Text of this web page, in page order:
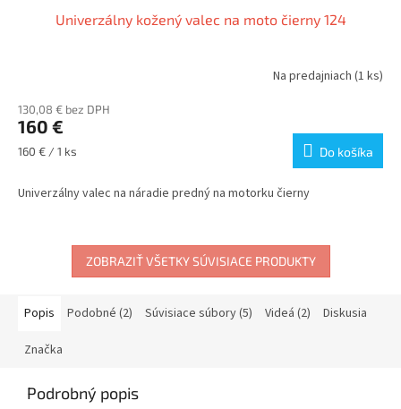
Univerzálny kožený valec na moto čierny 124
Na predajniach (1 ks)
130,08 € bez DPH
160 €
Jednotková
160 € / 1 ks Do košíka
Univerzálny valec na náradie predný na motorku čierny
ZOBRAZIŤ VŠETKY SÚVISIACE PRODUKTY
Popis Podobné (2) Súvisiace súbory (5) Videá (2) Diskusia
Značka
Podrobný popis